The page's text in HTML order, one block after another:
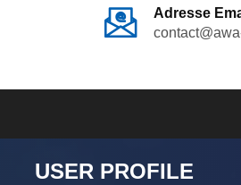
Adresse
USER PROFILE